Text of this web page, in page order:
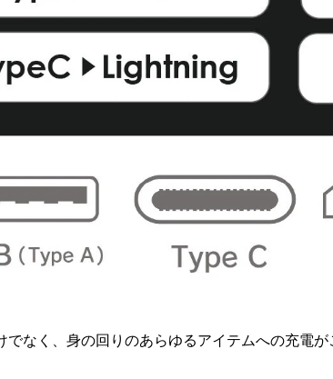
でなく、身の回りのあらゆるアイテムへの充電が